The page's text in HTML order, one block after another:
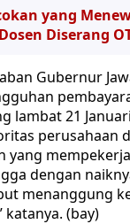
yang
Diserang
Gubernur
lambat 21
perusahaan
yang
dengan
menanggung
katanya. (bay)